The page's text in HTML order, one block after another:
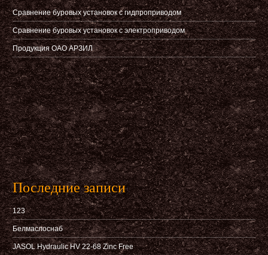
Сравнение буровых установок с гидпроприводом
Сравнение буровых установок с электроприводом
Продукция ОАО АРЗИЛ
Последние записи
123
Белмаслоснаб
JASOL Hydraulic HV 22-68 Zinc Free